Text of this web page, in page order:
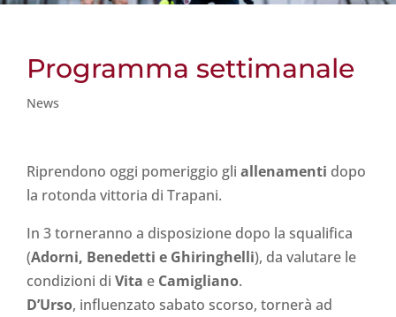
Programma settimanale
News
Riprendono oggi pomeriggio gli allenamenti dopo
la rotonda vittoria di Trapani.
In 3 torneranno a disposizione dopo la squalifica
(Adorni, Benedetti e Ghiringhelli), da valutare le
condizioni di Vita e Camigliano.
D’Urso, influenzato sabato scorso, tornerà ad